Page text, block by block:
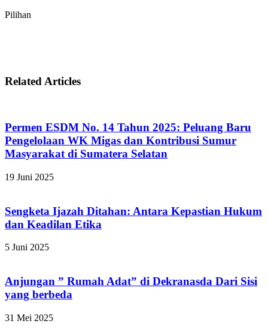
Pilihan
Related Articles
Permen ESDM No. 14 Tahun 2025: Peluang Baru
Pengelolaan WK Migas dan Kontribusi Sumur
Masyarakat di Sumatera Selatan
19 Juni 2025
Sengketa Ijazah Ditahan: Antara Kepastian Hukum
dan Keadilan Etika
5 Juni 2025
Anjungan ” Rumah Adat” di Dekranasda Dari Sisi
yang berbeda
31 Mei 2025